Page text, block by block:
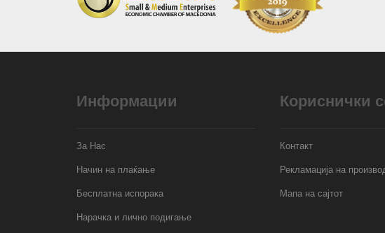
Информации
За Нас
Начин на плаќање
Бесплатна испорака
Нарачка и лично подигање
Кориснички
Контакт
Рекламација на
Мапа на сајтот